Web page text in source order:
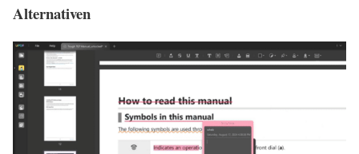
Alternativen